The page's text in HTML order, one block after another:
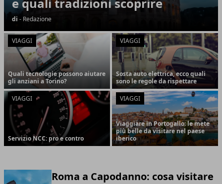
di - Redazione
VIAGGI
Quali tecnologie possono aiutare
gli anziani a Torino?
VIAGGI
Sosta auto elettrica, ecco quali
sono le regole da rispettare
VIAGGI
Servizio NCC: pro e contro
VIAGGI
Viaggiare in Portogallo: le mete
più belle da visitare nel paese
iberico
Roma a Capodanno: cosa visitare